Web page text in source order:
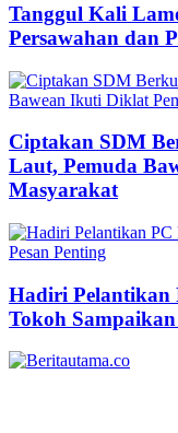
Tanggul Kali
Persawahan dan
Ciptakan SDM
Laut, Pemuda
Masyarakat
Hadiri Pelantikan
Tokoh Sampaikan